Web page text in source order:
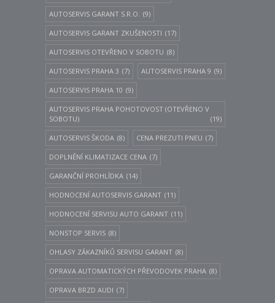
AUTOSERVIS GARANT S.R.O. (9)
AUTOSERVIS GARANT ZKUŠENOSTI (17)
AUTOSERVIS OTEVŘENO V SOBOTU (8)
AUTOSERVIS PRAHA 3 (7) AUTOSERVIS PRAHA 9 (9)
AUTOSERVIS PRAHA 10 (9)
AUTOSERVIS PRAHA POHOTOVOST (OTEVŘENO V
SOBOTU)
(19)
AUTOSERVIS ŠKODA (8) CENA PREZUTI PNEU (7)
DOPLNĚNÍ KLIMATIZACE CENA (7)
GARANČNÍ PROHLÍDKA (14)
HODNOCENÍ AUTOSERVIS GARANT (11)
HODNOCENÍ SERVISU AUTO GARANT (11)
NONSTOP SERVIS (8)
OHLASY ZÁKAZNÍKŮ SERVISU GARANT (8)
OPRAVA AUTOMATICKÝCH PŘEVODOVEK PRAHA (8)
OPRAVA BRZD AUDI (7)